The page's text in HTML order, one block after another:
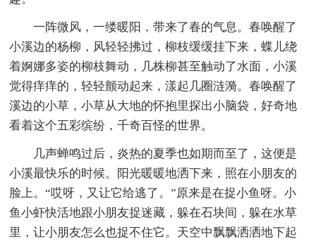
一阵微风，一缕暖阳，带来了春的气息。春唤醒了
小溪边的杨柳，风轻轻拂过，柳枝缓缓挂下来，蝶儿绕
着婀娜多姿的柳枝舞动，几株柳甚至触动了水面，小溪
觉得痒痒的，轻轻颤动起来，漾起几圈涟漪。春唤醒了
溪边的小草，小草从大地的怀抱里探出小脑袋，好奇地
看着这个五彩缤纷，千奇百怪的世界。
几声蝉鸣过后，炎热的夏季也如期而至了，这便是
小溪最快乐的时候。阳光暖暖地洒下来，照在小朋友的
脸上。“哎呀，又让它给逃了。”原来是在捉小鱼呀。小
鱼小虾快活地跟小朋友捉迷藏，躲在石块间，躲在水草
里，让小朋友怎么也捉不住它。天空中飘飘洒洒地下起